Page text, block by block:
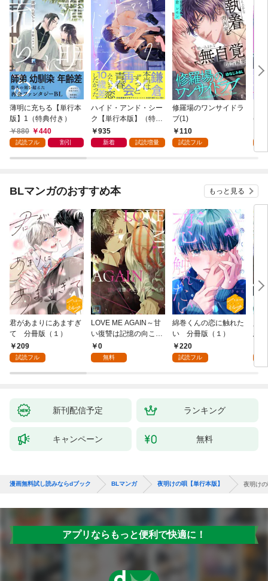
薄明に充ちる【単行本
版】1（特典付き）
880
440
試読フル 割引
ハイド・アンド・シー
ク【単行本版】（特典
付き）
935
新着 試読増量
修羅場のワンサイドラ
ブ(1)
110
試読フル
(1)
BLマンガのおすすめ本 もっと見る
君があまりにあますぎ
て 分冊版（１）
209
試読フル
LOVE ME AGAIN～甘
い復讐は記憶の向こう
側～【全年齢版】(1)
0
無料
綿巻くんの恋に触れた
い 分冊版（１）
220
試読フル
悪
新刊配信予定 ランキング
キャンペーン 無料
漫画無料試し読みならdブック BLマンガ 夜明けの唄【単行本版】 夜明け
アプリならもっと便利で快適に！